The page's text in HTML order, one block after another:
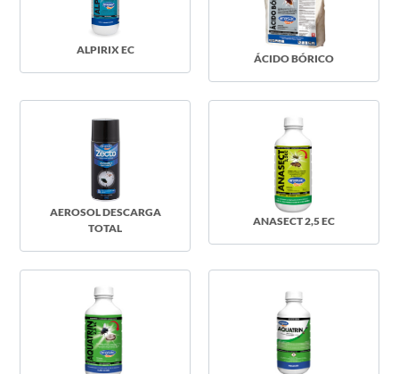
ALPIRIX EC
ÁCIDO BÓRICO
AEROSOL DESCARGA
TOTAL
ANASECT 2,5 EC